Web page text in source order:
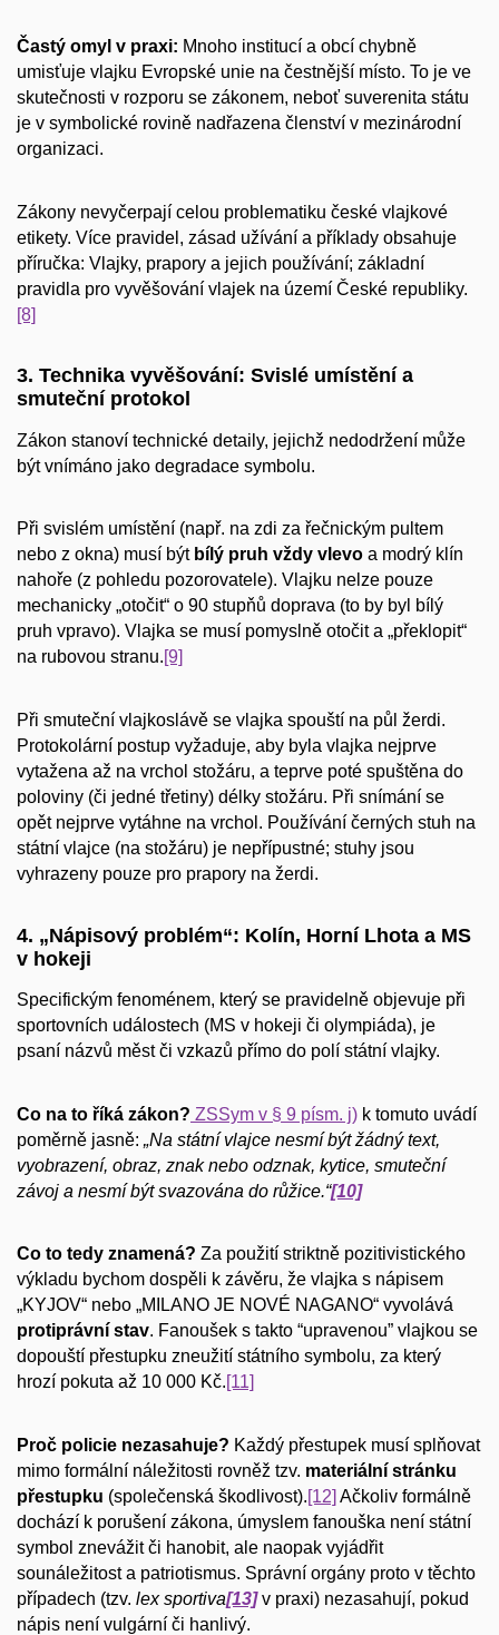
Častý omyl v praxi: Mnoho institucí a obcí chybně
umisťuje vlajku Evropské unie na čestnější místo. To je ve
skutečnosti v rozporu se zákonem, neboť suverenita státu
je v symbolické rovině nadřazena členství v mezinárodní
organizaci.
Zákony nevyčerpají celou problematiku české vlajkové
etikety. Více pravidel, zásad užívání a příklady obsahuje
příručka: Vlajky, prapory a jejich používání; základní
pravidla pro vyvěšování vlajek na území České republiky.
[8]
3. Technika vyvěšování: Svislé umístění a
smuteční protokol
Zákon stanoví technické detaily, jejichž nedodržení může
být vnímáno jako degradace symbolu.
Při svislém umístění (např. na zdi za řečnickým pultem
nebo z okna) musí být bílý pruh vždy vlevo a modrý klín
nahoře (z pohledu pozorovatele). Vlajku nelze pouze
mechanicky „otočit“ o 90 stupňů doprava (to by byl bílý
pruh vpravo). Vlajka se musí pomyslně otočit a „překlopit“
na rubovou stranu.[9]
Při smuteční vlajkoslávě se vlajka spouští na půl žerdi.
Protokolární postup vyžaduje, aby byla vlajka nejprve
vytažena až na vrchol stožáru, a teprve poté spuštěna do
poloviny (či jedné třetiny) délky stožáru. Při snímání se
opět nejprve vytáhne na vrchol. Používání černých stuh na
státní vlajce (na stožáru) je nepřípustné; stuhy jsou
vyhrazeny pouze pro prapory na žerdi.
4. „Nápisový problém“: Kolín, Horní Lhota a MS
v hokeji
Specifickým fenoménem, který se pravidelně objevuje při
sportovních událostech (MS v hokeji či olympiáda), je
psaní názvů měst či vzkazů přímo do polí státní vlajky.
Co na to říká zákon? ZSSym v § 9 písm. j) k tomuto uvádí
poměrně jasně: „Na státní vlajce nesmí být žádný text,
vyobrazení, obraz, znak nebo odznak, kytice, smuteční
závoj a nesmí být svazována do růžice.“[10]
Co to tedy znamená? Za použití striktně pozitivistického
výkladu bychom dospěli k závěru, že vlajka s nápisem
„KYJOV“ nebo „MILANO JE NOVÉ NAGANO“ vyvolává
protiprávní stav. Fanoušek s takto “upravenou” vlajkou se
dopouští přestupku zneužití státního symbolu, za který
hrozí pokuta až 10 000 Kč.[11]
Proč policie nezasahuje? Každý přestupek musí splňovat
mimo formální náležitosti rovněž tzv. materiální stránku
přestupku (společenská škodlivost).[12] Ačkoliv formálně
dochází k porušení zákona, úmyslem fanouška není státní
symbol znevážit či hanobit, ale naopak vyjádřit
sounáležitost a patriotismus. Správní orgány proto v těchto
případech (tzv. lex sportiva[13]v praxi) nezasahují, pokud
nápis není vulgární či hanlivý.